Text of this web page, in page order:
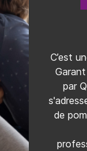
des
C’est
par
de